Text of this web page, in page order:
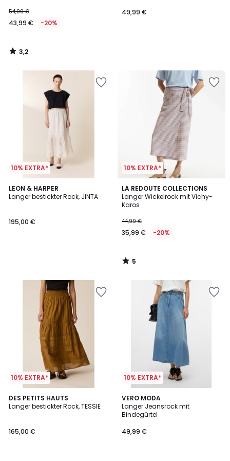
54,99 €
43,99 € -20%
3,2
/
49,99 €
10% EXTRA*
LEON & HARPER
Langer bestickter Rock, JINTA
195,00 €
10% EXTRA*
LA REDOUTE COLLECTIONS
Langer Wickelrock mit Vichy-
Karos
44,99 €
35,99 € -20%
5
/
5
5
/
10% EXTRA*
DES PETITS HAUTS
Langer bestickter Rock, TESSIE
165,00 €
10% EXTRA*
VERO MODA
Langer Jeansrock mit
Bindegürtel
49,99 €
3
/
5